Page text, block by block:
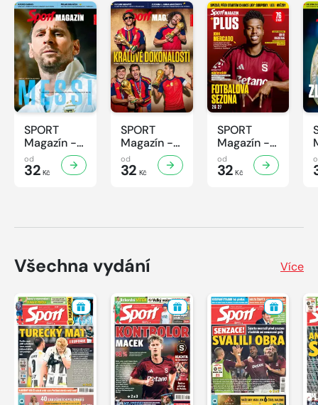
SPORT
Magazín -
32/2026
od
32 Kč
SPORT
Magazín -
31/2026
od
32 Kč
SPORT
Magazín -
30/2026
od
32 Kč
Všechna vydání Více